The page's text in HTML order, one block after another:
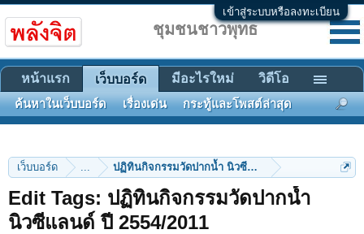
เข้าสู่ระบบหรือลงทะเบียน
เว็บบอร์ด ... ปฏิทินกิจกรรมวัดปากน้ำ นิวซีแลนด์ ปี 2554/2011
Edit Tags: ปฏิทินกิจกรรมวัดปากน้ำ
นิวซีแลนด์ ปี 2554/2011
ชุมชนชาวพุทธ
หน้าแรก เว็บบอร์ด
ค้นหาในเว็บบอร์ด เรื่องเด่น กระทู้และโพสต์ล่าสุด
มีอะไรใหม่ วิดีโอ